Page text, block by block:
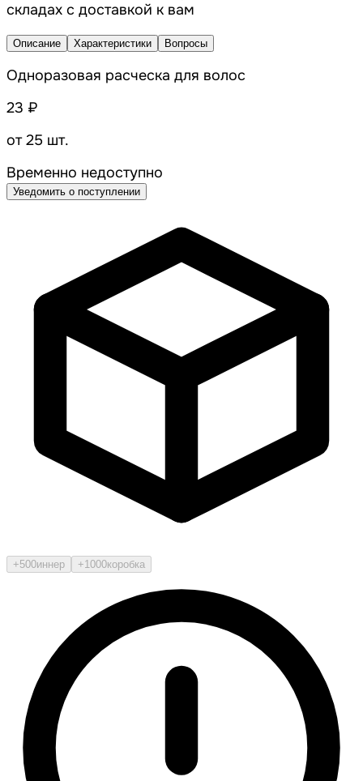
складах с доставкой к вам
Описание Характеристики Вопросы
Одноразовая расческа для волос
23 ₽
от 25 шт.
Временно недоступно
Уведомить о поступлении
+500иннер +1000коробка